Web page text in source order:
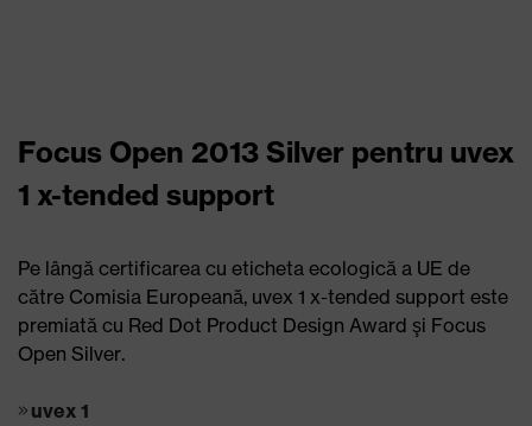
Focus Open 2013 Silver pentru uvex
1 x-tended support
Pe lângă certificarea cu eticheta ecologică a UE de
către Comisia Europeană, uvex 1 x-tended support este
premiată cu Red Dot Product Design Award şi Focus
Open Silver.
uvex 1